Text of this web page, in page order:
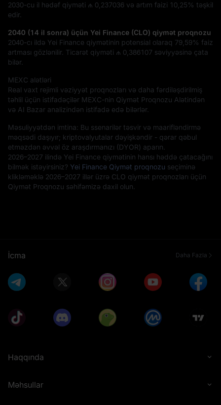
2030-cu il hədəf qiyməti ₼ 0,237036 və artım faizi 10,25% təşkil
edir.
2040 (14 il sonra) üçün Yei Finance (CLO) qiymət proqnozu
2040-cı ildə Yei Finance qiymətinin potensial olaraq 79,59% faiz
artması gözlənilir. Ticarət qiyməti ₼ 0,386107 səviyyəsinə çata
bilər.
MEXC alətləri
Real vaxt rejimli vəziyyət proqnozları və daha fərdiləşdirilmiş
təhlil üçün istifadəçilər MEXC-nin Qiymət Proqnozu Alətindən
və AI Bazar analizindən istifadə edə bilərlər.
Məsuliyyətdən imtina: Bu ssenarilər təsvir və maarifləndirmə
məqsədi daşıyır; kriptovalyutalar dəyişkəndir - qərar qəbul
etməzdən əvvəl öz araşdırmanızı (DYOR) aparın.
2026–2027 ilində Yei Finance qiymətinin hansı həddə çatacağını
bilmək istəyirsiniz? Yei Finance Qiymət proqnozu seçiminə
klikləməklə 2026–2027 illər üzrə CLO qiymət proqnozları üçün
Qiymət Proqnozu səhifəmizə daxil olun.
İcma Daha Fazla
Haqqında
Məhsullar